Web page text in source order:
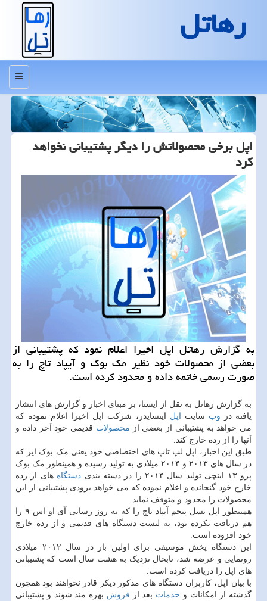
رهاتل
منو
اپل برخی محصولاتش را دیگر پشتیبانی نخواهد
كرد
به گزارش رهاتل اپل اخیرا اعلام نمود كه پشتیبانی از
بعضی از محصولات خود نظیر مك بوك و آیپاد تاچ را به
صورت رسمی خاتمه داده و محدود كرده است.
به گزارش رهاتل به نقل از ایسنا، بر مبنای اخبار و گزارش های انتشار
یافته در وب سایت اپل اینسایدر، شرکت اپل اخیرا اعلام نموده که
می خواهد به پشتیبانی از بعضی از محصولات قدیمی خود آخر داده و
آنها را از رده خارج کند.
طبق این اخبار، اپل لپ تاپ های اختصاصی خود یعنی مک بوک ایر که
در سال های ۲۰۱۳ و ۲۰۱۴ میلادی به تولید رسیده و همینطور مک بوک
پرو ۱۳ اینچی تولید سال ۲۰۱۴ را در دسته بندی
دستگاه های از رده
خارج خود گنجانده و اعلام نموده که می خواهد بزودی پشتیبانی از این
محصولات را محدود و متوقف نماید.
همینطور اپل نسل پنجم آیپاد تاچ را که به روز رسانی آی او اس ۹ را
هم دریافت نکرده بود، به لیست دستگاه های قدیمی و از رده خارج
خود افزوده است.
این دستگاه پخش موسیقی برای اولین بار در سال ۲۰۱۲ میلادی
رونمایی و عرضه شد، تابحال نزدیک به هشت سال است که پشتیبانی
های اپل را دریافت کرده است.
با بیان اپل، کاربران دستگاه های مذکور دیکر قادر نخواهند بود همچون
گذشته از امکانات و خدمات بعد از فروش بهره مند شوند و پشتیبانی